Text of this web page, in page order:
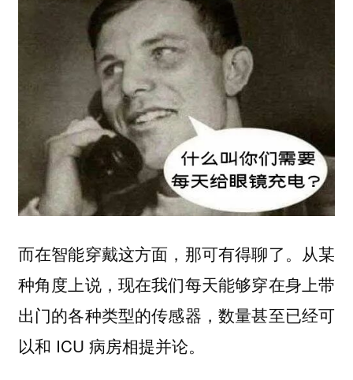
而在智能穿戴这方面，那可有得聊了。从某
种角度上说，现在我们每天能够穿在身上带
出门的各种类型的传感器，数量甚至已经可
以和 ICU 病房相提并论。